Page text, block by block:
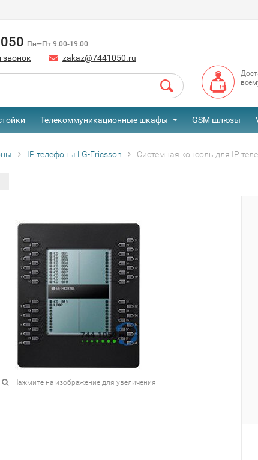
Пн—Пт 9.00-19.00
звонок zakaz@7441050.ru
Телекоммуникационные шкафы GSM шлюзы
IP телефоны LG-Ericsson Системная консоль для IP
Нажмите на изображение для увеличения